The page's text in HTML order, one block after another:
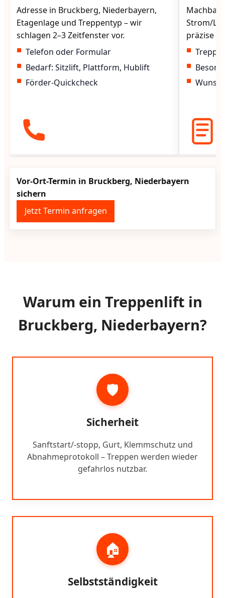
Adresse in Bruckberg, Niederbayern,
Etagenlage und Treppentyp – wir
schlagen 2–3 Zeitfenster vor.
Telefon oder Formular
Bedarf: Sitzlift, Plattform, Hublift
Förder-Quickcheck
Strom/
präzise
Vor-Ort-Termin in Bruckberg, Niederbayern
sichern
Jetzt Termin anfragen
Warum ein Treppenlift in
Bruckberg, Niederbayern?
🛡️
Sicherheit
Sanftstart/-stopp, Gurt, Klemmschutz und
Abnahmeprotokoll – Treppen werden wieder
gefahrlos nutzbar.
🏠
Selbstständigkeit